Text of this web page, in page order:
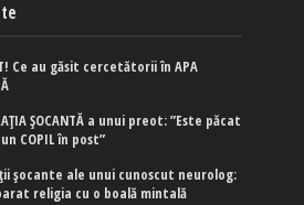
Ce au găsit cercetătorii în APA
ȘOCANTĂ a unui preot: ”Este păcat
COPIL în post”
şocante ale unui cunoscut neurolog:
religia cu o boală mintală